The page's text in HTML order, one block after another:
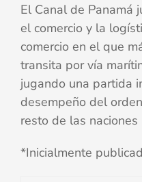
El Canal de Panamá
el comercio y la
comercio en el que
transita por vía
jugando una partida
desempeño del
resto de las
*Inicialmente